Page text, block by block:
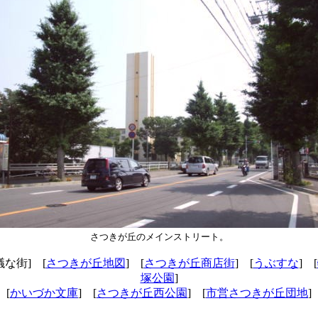
さつきが丘のメインストリート。
な街] [さつきが丘地図] [さつきが丘商店街] [うぶすな] [
塚公園]
[かいづか文庫] [さつきが丘西公園] [市営さつきが丘団地]